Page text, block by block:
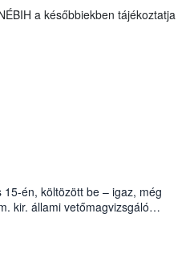
a későbbiekben tájékoztatja
én, költözött be – igaz, még
kir. állami vetőmagvizsgáló
alatti, Czigler Győző által